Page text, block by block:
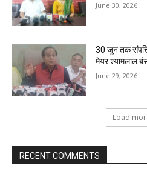
June 30, 2026
30 जून तक
मेयर श्यामलाल
June 29, 2026
Load
RECENT COMMENTS